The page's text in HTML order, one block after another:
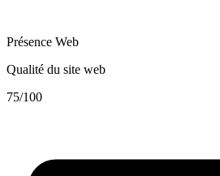
Présence Web
Qualité du site web
75/100